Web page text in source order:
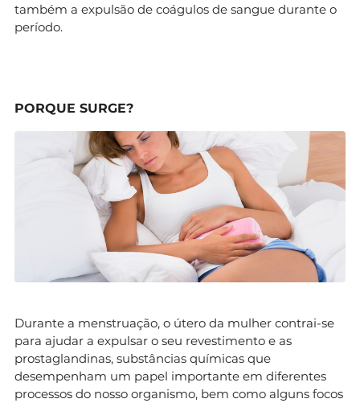
também a expulsão de coágulos de sangue durante o
período.
PORQUE SURGE?
Durante a menstruação, o útero da mulher contrai-se
para ajudar a expulsar o seu revestimento e as
prostaglandinas, substâncias químicas que
desempenham um papel importante em diferentes
processos do nosso organismo, bem como alguns focos